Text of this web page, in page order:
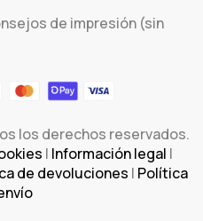
de impresión (sin
los derechos reservados.
| Información legal |
de devoluciones | Política